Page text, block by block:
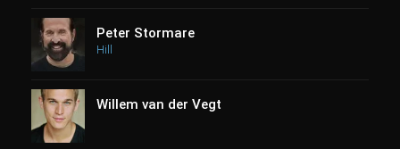
Peter Stormare
Hill
Willem van der Vegt